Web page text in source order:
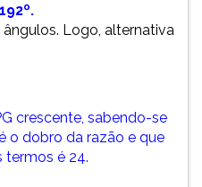
Logo, alternativa
crescente, sabendo-se
o dobro da razão e que
termos é 24.